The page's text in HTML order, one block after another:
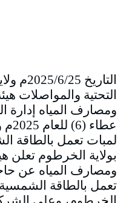
التحتية والمواصلات
ومصارف المياه إدارة
لمبات تعمل بالطاقة
بولاية الخرطوم تعلن
ومصارف المياه عن
تعمل بالطاقة الشمسية